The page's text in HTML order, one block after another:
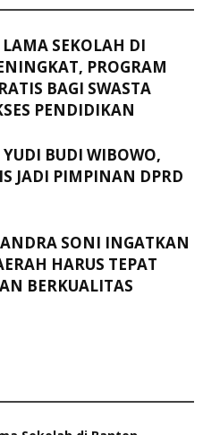
SEKOLAH DI
‎PROGRAM
BAGI SWASTA
PENDIDIKAN
BUDI WIBOWO,
JADI PIMPINAN DPRD
SONI INGATKAN
HARUS TEPAT
BERKUALITAS